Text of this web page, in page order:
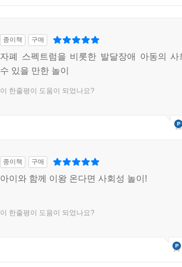
종이책 구매
자폐 스펙트럼을 비롯한 발달장애 아동의 사
수 있을 만한 놀이
이 한줄평이 도움이 되었나요?
종이책 구매
아이와 함께 이왕 온다면 사회성 놀이!
이 한줄평이 도움이 되었나요?